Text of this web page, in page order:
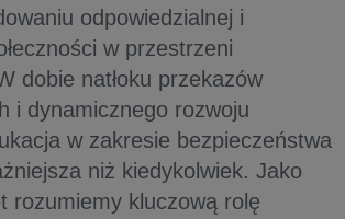
odpowiedzialnej i
w przestrzeni
dobie natłoku przekazów
i dynamicznego rozwoju
w zakresie bezpieczeństwa
niż kiedykolwiek. Jako
rozumiemy kluczową rolę